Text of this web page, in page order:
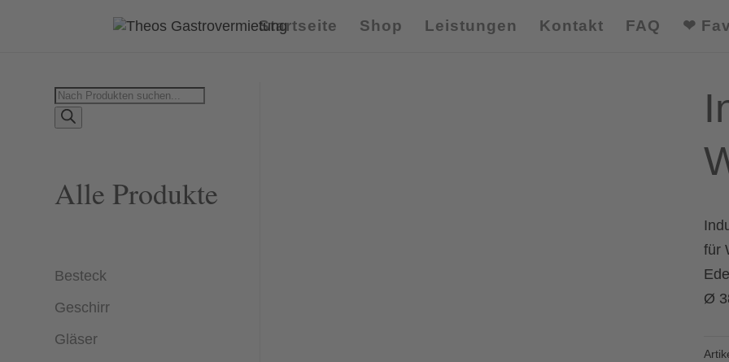
Startseite Shop Leistungen Kontakt FAQ ❤
Products
search
Alle Produkte
Besteck
Geschirr
Gläser
für
Ø